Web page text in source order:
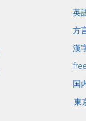
英
方
漢
国
東